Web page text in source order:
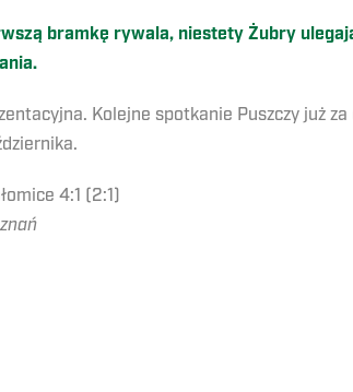
bramkę rywala, niestety Żubry
Kolejne spotkanie Puszczy już
4:1 (2:1)